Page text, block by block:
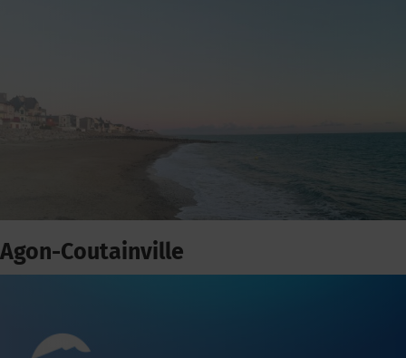
Agon-Coutainville